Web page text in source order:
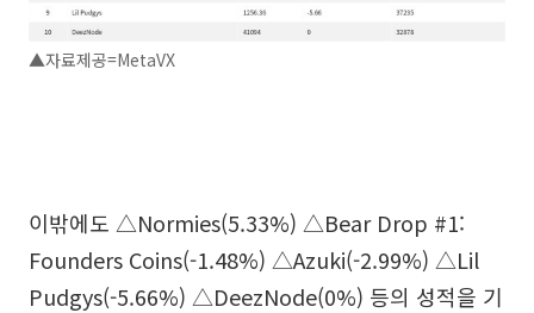
▲자료제공=MetaVX
이밖에도 △Normies(5.33%) △Bear Drop #1:
Founders Coins(-1.48%) △Azuki(-2.99%) △Lil
Pudgys(-5.66%) △DeezNode(0%) 등의 성적을 기